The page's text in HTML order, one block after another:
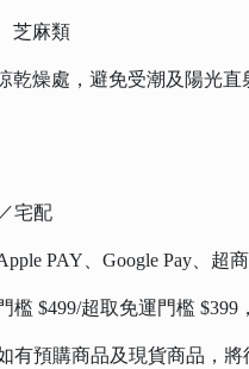
芝麻類
乾燥處，避免受潮及陽光直
宅配
PAY、Google Pay、超
檻 $499/超取免運門檻
有預購商品及現貨商品，